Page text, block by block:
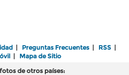
| Preguntas Frecuentes | RSS |
| Mapa de Sitio
de otros países: